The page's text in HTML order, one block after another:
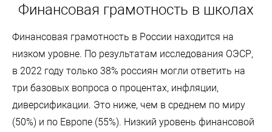
Финансовая грамотность в школах
Финансовая грамотность в России находится на
низком уровне. По результатам исследования ОЭСР,
в 2022 году только 38% россиян могли ответить на
три базовых вопроса о процентах, инфляции,
диверсификации. Это ниже, чем в среднем по миру
(50%) и по Европе (55%). Низкий уровень финансовой